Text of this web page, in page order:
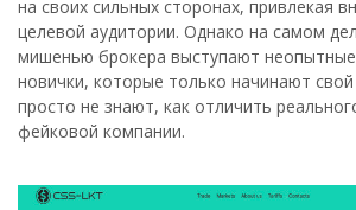
на своих сильных сторонах, привлекая
целевой аудитории. Однако на самом
мишенью брокера выступают
новички, которые только начинают
просто не знают, как отличить
фейковой компании.